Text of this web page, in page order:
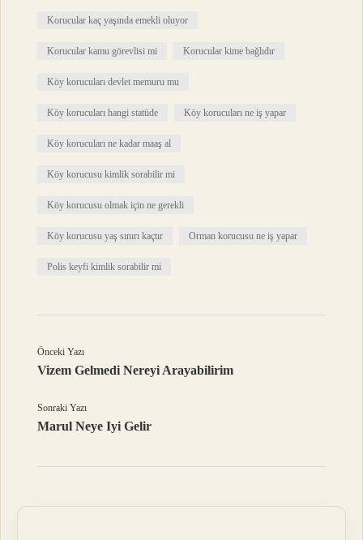
Korucular kaç yaşında emekli oluyor
Korucular kamu görevlisi mi Korucular kime bağlıdır
Köy korucuları devlet memuru mu
Köy korucuları hangi statüde Köy korucuları ne iş yapar
Köy korucuları ne kadar maaş al
Köy korucusu kimlik sorabilir mi
Köy korucusu olmak için ne gerekli
Köy korucusu yaş sınırı kaçtır Orman korucusu ne iş yapar
Polis keyfi kimlik sorabilir mi
Önceki Yazı
Vizem Gelmedi Nereyi Arayabilirim
Sonraki Yazı
Marul Neye Iyi Gelir